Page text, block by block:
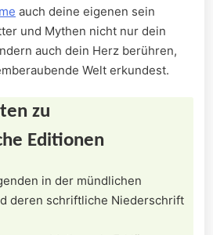
auch deine eigenen sein
und Mythen nicht nur dein
auch‌ dein Herz berühren,
Welt erkundest.
zu
Editionen
in der mündlichen
deren schriftliche ⁤Niederschrift​